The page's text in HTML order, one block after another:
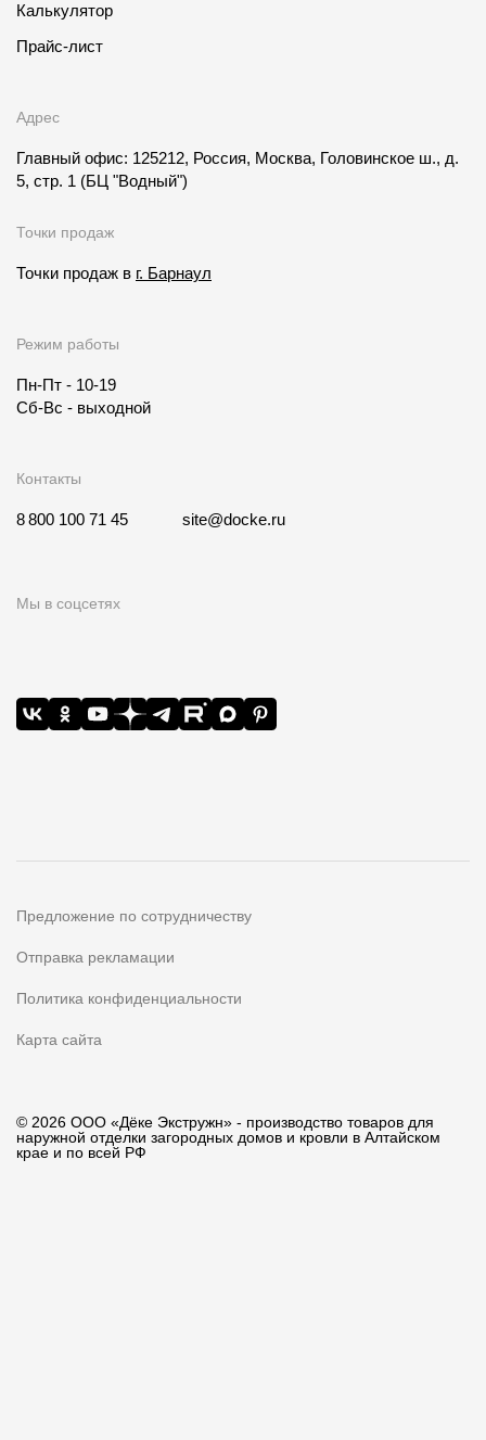
Калькулятор
Прайс-лист
Адрес
Главный офис: 125212, Россия, Москва, Головинское ш., д.
5, стр. 1 (БЦ "Водный")
Точки продаж
Точки продаж в г. Барнаул
Режим работы
Пн-Пт - 10-19
Сб-Вс - выходной
Контакты
8 800 100 71 45 site@docke.ru
Мы в соцсетях
Предложение по сотрудничеству
Отправка рекламации
Политика конфиденциальности
Карта сайта
© 2026 ООО «Дёке Экстружн» - производство товаров для
наружной отделки загородных домов и кровли в Алтайском
крае и по всей РФ